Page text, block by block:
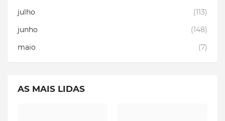
julho
(113)
junho
(148)
maio
(7)
AS MAIS LIDAS